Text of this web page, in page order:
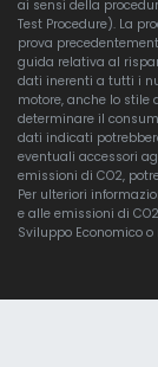
ai sensi della
Test Procedure). La
prova
guida relativa al
dati inerenti a tutti i
motore, anche lo
determinare il
dati indicati
eventuali accessori
emissioni di CO2,
Per ulteriori
e alle emissioni di
Sviluppo Economico